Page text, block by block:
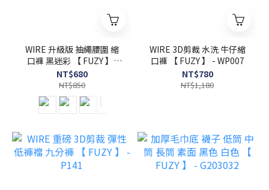
WIRE 升級版 抽繩腰圍 縮
口褲 黑迷彩 【 FUZY 】-
P031
NT$680
NT$850
WIRE 3D剪裁 水洗 牛仔縮
口褲 【 FUZY 】 - WP007
NT$780
NT$1,180